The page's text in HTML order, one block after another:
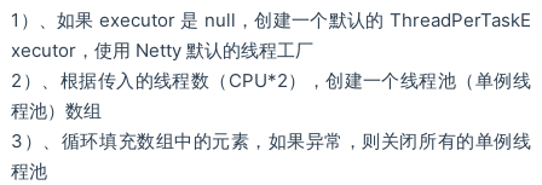
1）、如果 executor 是 null，创建一个默认的 ThreadPerTaskE
xecutor，使用 Netty 默认的线程工厂
2）、根据传入的线程数（CPU*2），创建一个线程池（单例线
程池）数组
3）、循环填充数组中的元素，如果异常，则关闭所有的单例线
程池